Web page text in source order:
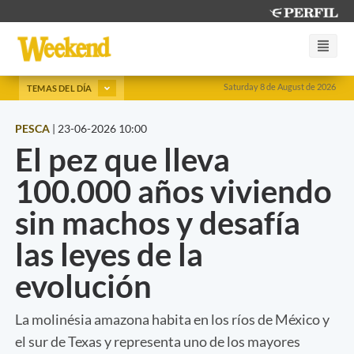
Saturday 8 de August de 2026
TEMAS DEL DÍA
PESCA | 23-06-2026 10:00
El pez que lleva
100.000 años viviendo
sin machos y desafía
las leyes de la
evolución
La molinésia amazona habita en los ríos de México y
el sur de Texas y representa uno de los mayores